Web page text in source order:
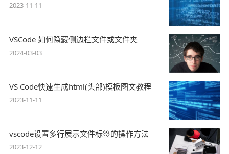
2023-11-11
VSCode 如何隐藏侧边栏文件或文件夹
2024-03-03
VS Code快速生成html(头部)模板图文教程
2023-11-11
vscode设置多行展示文件标签的操作方法
2023-12-12